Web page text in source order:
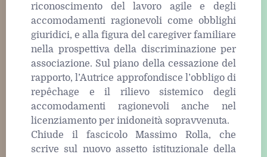
riconoscimento del lavoro agile e degli
accomodamenti ragionevoli come obblighi
giuridici, e alla figura del caregiver familiare
nella prospettiva della discriminazione per
associazione. Sul piano della cessazione del
rapporto, l’Autrice approfondisce l’obbligo di
repêchage e il rilievo sistemico degli
accomodamenti ragionevoli anche nel
licenziamento per inidoneità sopravvenuta.
Chiude il fascicolo Massimo Rolla, che
scrive sul nuovo assetto istituzionale della